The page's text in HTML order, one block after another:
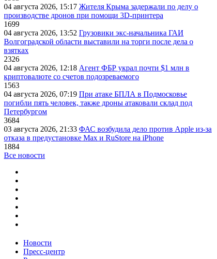
04 августа 2026, 15:17 Жителя Крыма задержали по делу о
производстве дронов при помощи 3D‑принтера
1699
04 августа 2026, 13:52 Грузовики экс-начальника ГАИ
Волгоградской области выставили на торги после дела о
взятках
2326
04 августа 2026, 12:18 Агент ФБР украл почти $1 млн в
криптовалюте со счетов подозреваемого
1563
04 августа 2026, 07:19 При атаке БПЛА в Подмосковье
погибли пять человек, также дроны атаковали склад под
Петербургом
3684
03 августа 2026, 21:33 ФАС возбудила дело против Apple из-за
отказа в предустановке Max и RuStore на iPhone
1884
Все новости
Новости
Пресс-центр